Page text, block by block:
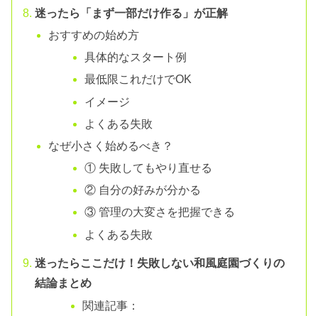
迷ったら「まず一部だけ作る」が正解
おすすめの始め方
具体的なスタート例
最低限これだけでOK
イメージ
よくある失敗
なぜ小さく始めるべき？
① 失敗してもやり直せる
② 自分の好みが分かる
③ 管理の大変さを把握できる
よくある失敗
迷ったらここだけ！失敗しない和風庭園づくりの
結論まとめ
関連記事：